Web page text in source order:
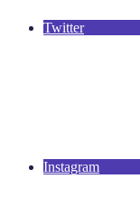
Twitter
Instagram